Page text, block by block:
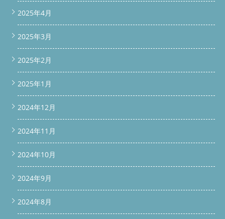
2025年4月
2025年3月
2025年2月
2025年1月
2024年12月
2024年11月
2024年10月
2024年9月
2024年8月